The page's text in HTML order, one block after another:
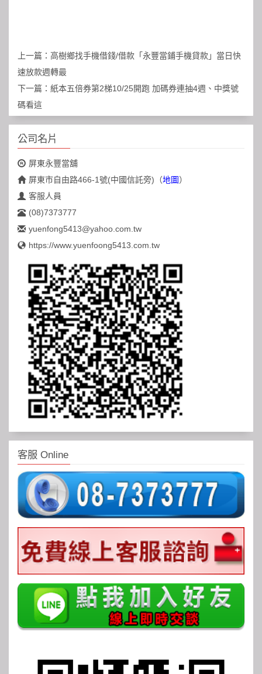
上一篇： 高樹鄉找手機借錢/借款「永豐當鋪手機貸款」當日快
速放款週轉最
下一篇： 紙本五倍券第2梯10/25開跑 加碼券連抽4週、中獎號
碼看這
公司名片
屏東永豐當舖
屏東市自由路466-1號(中國信託旁) （地圖）
客服人員
(08)7373777
yuenfong5413@yahoo.com.tw
https://www.yuenfoong5413.com.tw
客服 Online